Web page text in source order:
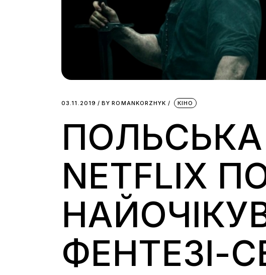
03.11.2019 BY ROMANKORZHYK КІНО
ПОЛЬСЬКА
NETFLIX
ФЕНТЕЗІ-